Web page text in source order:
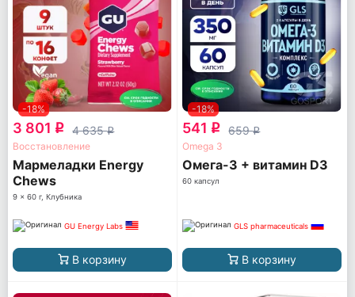
-18%
3 801 q 4 635q
Восстановление
Мармеладки Energy
Chews
9 x 60 г, Клубника
GU Energy Labs
В корзину
-18%
541 q 659q
Omega 3
Омега-3 + витамин D3
60 капсул
GLS pharmaceuticals
В корзину